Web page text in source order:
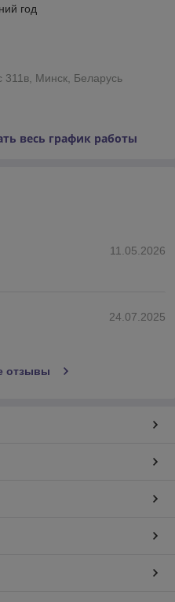
год
311в, Минск, Беларусь
весь график работы
11.05.2026
24.07.2025
отзывы